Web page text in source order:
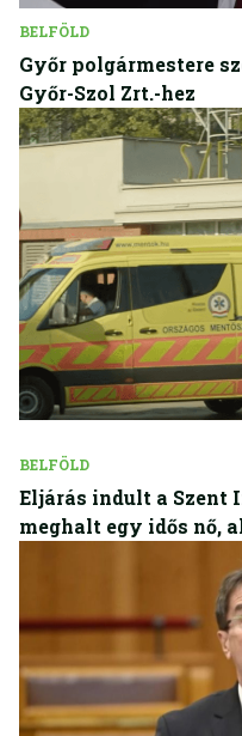
BELFÖLD
Győr polgármestere
Győr-Szol Zrt.-hez
BELFÖLD
Eljárás indult a Szent
meghalt egy idős nő,